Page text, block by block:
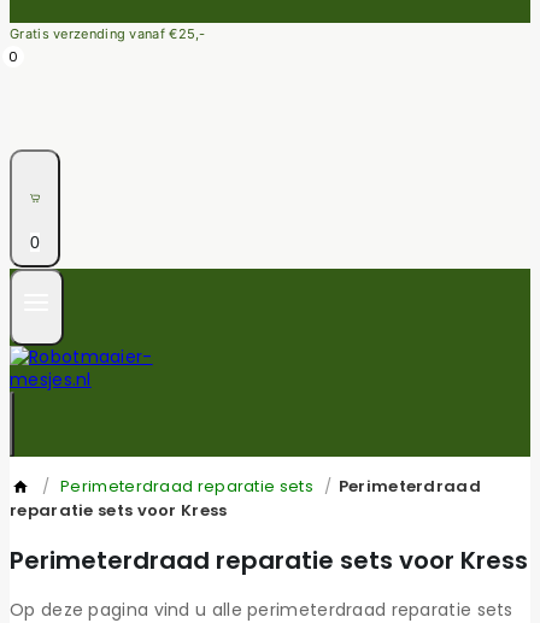
Gratis verzending vanaf €25,-
0
0
/ Perimeterdraad reparatie sets / Perimeterdraad
reparatie sets voor Kress
Perimeterdraad reparatie sets voor Kress
Op deze pagina vind u alle perimeterdraad reparatie sets